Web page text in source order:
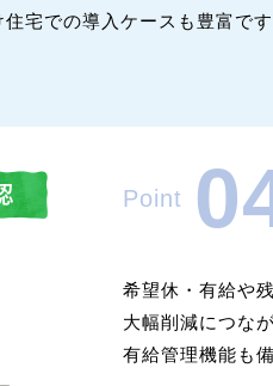
宅での導入ケースも豊富です
Point
希望休・有給や
大幅削減につな
有給管理機能も